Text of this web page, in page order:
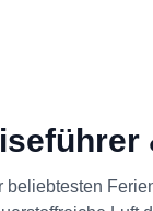
beliebtesten